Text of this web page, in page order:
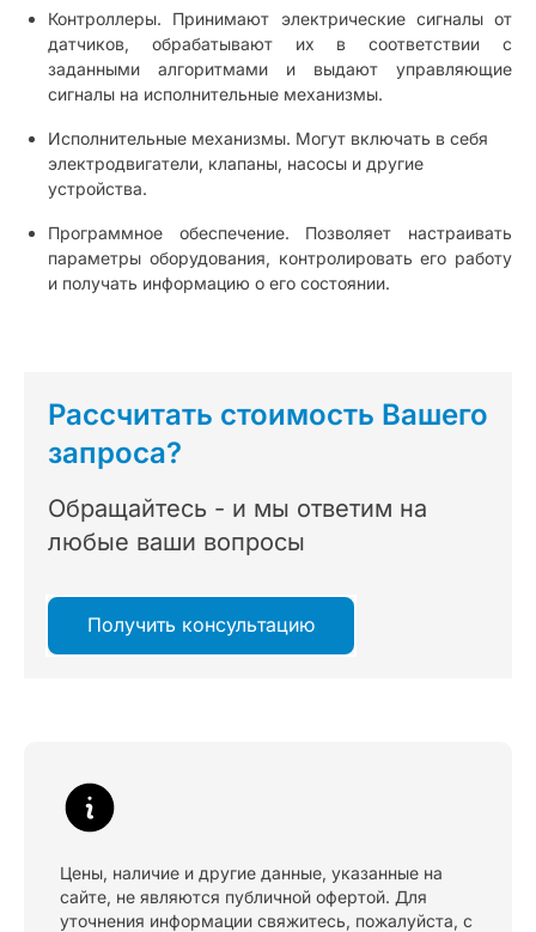
Контроллеры. Принимают электрические сигналы от
датчиков, обрабатывают их в соответствии с
заданными алгоритмами и выдают управляющие
сигналы на исполнительные механизмы.
Исполнительные механизмы. Могут включать в себя
электродвигатели, клапаны, насосы и другие
устройства.
Программное обеспечение. Позволяет настраивать
параметры оборудования, контролировать его работу
и получать информацию о его состоянии.
Рассчитать стоимость Вашего
запроса?
Обращайтесь - и мы ответим на
любые ваши вопросы
Получить консультацию
Цены, наличие и другие данные, указанные на
сайте, не являются публичной офертой. Для
уточнения информации свяжитесь, пожалуйста, с